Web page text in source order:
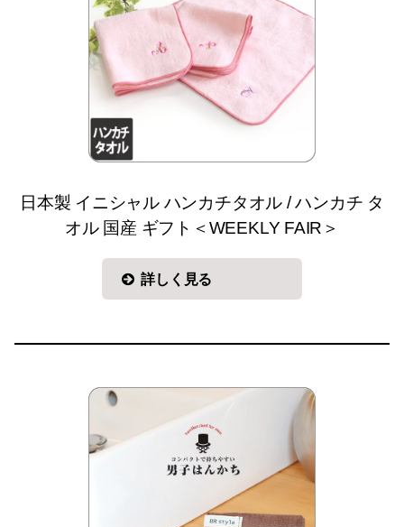
日本製 イニシャル ハンカチタオル / ハンカチ タ
オル 国産 ギフト＜WEEKLY FAIR＞
詳しく見る